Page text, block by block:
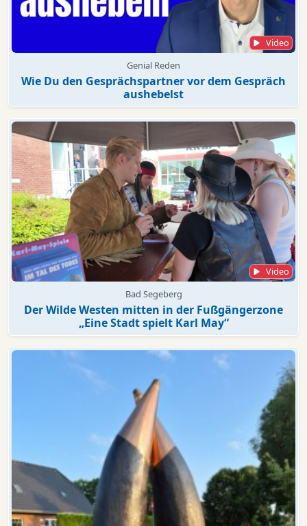
Video
Genial Reden
Wie Du den Gesprächspartner vor dem Gespräch
aushebelst
Video
Bad Segeberg
Der Wilde Westen mitten in der Fußgängerzone
„Eine Stadt spielt Karl May“